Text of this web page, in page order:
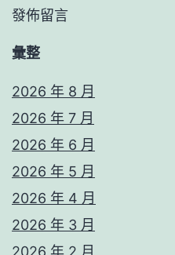
發佈留言
彙整
2026 年 8 月
2026 年 7 月
2026 年 6 月
2026 年 5 月
2026 年 4 月
2026 年 3 月
2026 年 2 月